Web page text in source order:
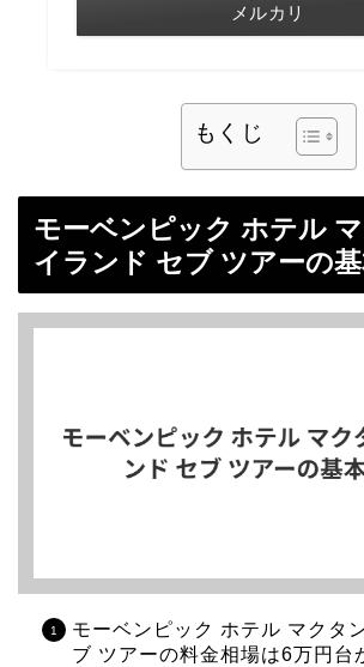
メルカリ
もくじ
モーベンピック ホテル
イランド セブ ツアーの
モーベンピック ホテル マクタ
ブ ツアーの料金相場は6万円台